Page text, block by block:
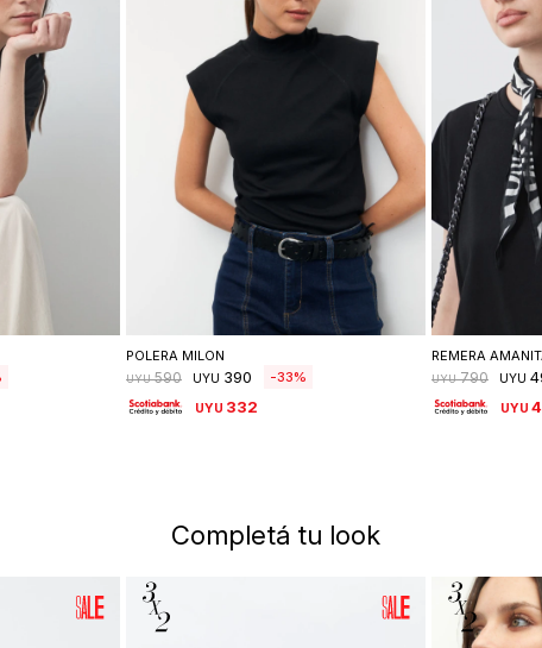
Seleccionar talle
POLERA MILON
UYU 590 UYU 390 33
UYU 332
REMERA
UYU 790 UYU
UYU
Completá tu look